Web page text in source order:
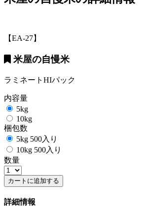
【EA-27】
米屋の自慢米
ラミネートHIパック
内容量
5kg
10kg
梱包数
5kg 500入り
10kg 500入り
数量
カートに追加する
詳細情報